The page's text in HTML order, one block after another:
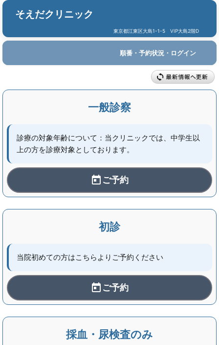
そえだクリニック
東京都江東区大島1-1-5 VIP大島2階D
順番・予約状況・ログイン
一般診察
診療の対象年齢について：当クリニックでは、中学生以
上の方を診療対象としております。
ご予約
初診
当院初めての方はこちらよりご予約ください
ご予約
採血・尿検査のみ